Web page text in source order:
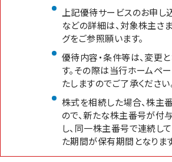
上記優待サービスのお申し
などの詳細は、対象株主さ
グをご参照願います。
優待内容・条件等は、変更
す。その際は当行ホームペ
たしますのでご了承ください
株式を相続した場合、株主
ので、新たな株主番号が付
し、同一株主番号で連続し
た期間が保有期間となります